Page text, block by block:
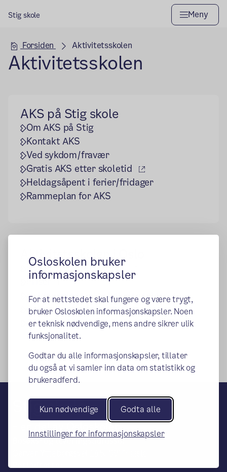
Osloskolen bruker
informasjonskapsler
For at nettstedet skal fungere og være trygt,
bruker Osloskolen informasjonskapsler. Noen
er teknisk nødvendige, mens andre sikrer ulik
funksjonalitet.
Godtar du alle informasjonskapsler, tillater
du også at vi samler inn data om statistikk og
brukeradferd.
Kun nødvendige Godta alle
Innstillinger for informasjonskapsler
Stig skole Meny
Hovedseksjon
Forsiden Aktivitetsskolen
Aktivitetsskolen
AKS på Stig skole
Om AKS på Stig
Kontakt AKS
Ved sykdom/fravær
Gratis AKS etter skoletid
(ekstern lenke)
Heldagsåpent i ferier/fridager
Rammeplan for AKS
Aktivitetsskolen i Oslo
Hva er Aktivitetsskolen
Priser
(ekstern lenke)
Heldagsplass eller halvdagsplass
(ekstern
Søk om plass for ditt barn
(ekstern lenke)
Oppsigelse og permisjon
(ekstern lenke)
Stig skole
– en del av Osloskolen
Besøks- og leveringsadresse:
Postadresse: